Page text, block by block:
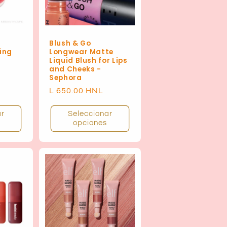
Blush & Go
Longwear Matte
Liquid Blush for Lips
and Cheeks -
Sephora
Precio
habitual
L 650.00 HNL
Seleccionar
opciones